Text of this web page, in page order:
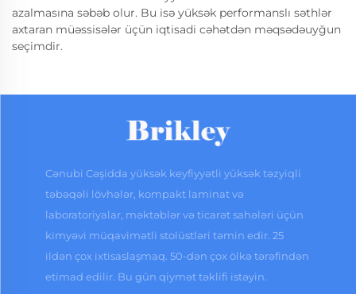
azalmasına səbəb olur. Bu isə yüksək performanslı səthlər
axtaran müəssisələr üçün iqtisadi cəhətdən məqsədəuyğun
seçimdir.
Cənubi Cəşidda yüksək keyfiyyətli yüksək təzyiqli
təbəqəli lövhələr, kompakt laminat və
laboratoriyalar, məktəblər və ticarət sahələri üçün
kimyəvi müqavimətli stolüstləri təmin edir. 25
ildən çox ixtisaslaşmaq. 50-dən çox ölkə tərəfindən
etimad edilir. Bu gün qiymət təklifi istəyin.